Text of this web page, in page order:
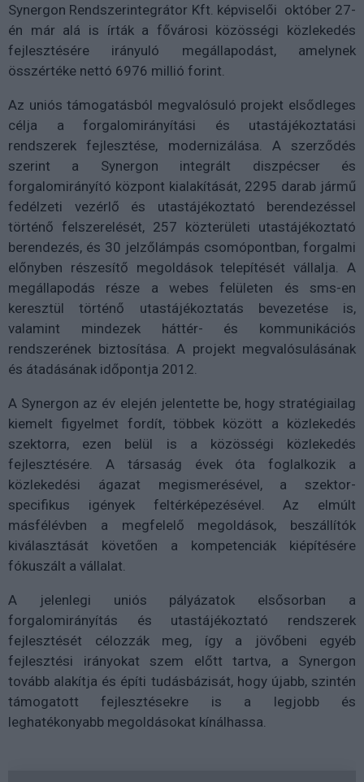
Synergon Rendszerintegrátor Kft. képviselői október 27-
én már alá is írták a fővárosi közösségi közlekedés
fejlesztésére irányuló megállapodást, amelynek
összértéke nettó 6976 millió forint.
Az uniós támogatásból megvalósuló projekt elsődleges
célja a forgalomirányítási és utastájékoztatási
rendszerek fejlesztése, modernizálása. A szerződés
szerint a Synergon integrált diszpécser és
forgalomirányító központ kialakítását, 2295 darab jármű
fedélzeti vezérlő és utastájékoztató berendezéssel
történő felszerelését, 257 közterületi utastájékoztató
berendezés, és 30 jelzőlámpás csomópontban, forgalmi
előnyben részesítő megoldások telepítését vállalja. A
megállapodás része a webes felületen és sms-en
keresztül történő utastájékoztatás bevezetése is,
valamint mindezek háttér- és kommunikációs
rendszerének biztosítása. A projekt megvalósulásának
és átadásának időpontja 2012.
A Synergon az év elején jelentette be, hogy stratégiailag
kiemelt figyelmet fordít, többek között a közlekedés
szektorra, ezen belül is a közösségi közlekedés
fejlesztésére. A társaság évek óta foglalkozik a
közlekedési ágazat megismerésével, a szektor-
specifikus igények feltérképezésével. Az elmúlt
másfélévben a megfelelő megoldások, beszállítók
kiválasztását követően a kompetenciák kiépítésére
fókuszált a vállalat.
A jelenlegi uniós pályázatok elsősorban a
forgalomirányítás és utastájékoztató rendszerek
fejlesztését célozzák meg, így a jövőbeni egyéb
fejlesztési irányokat szem előtt tartva, a Synergon
tovább alakítja és építi tudásbázisát, hogy újabb, szintén
támogatott fejlesztésekre is a legjobb és
leghatékonyabb megoldásokat kínálhassa.